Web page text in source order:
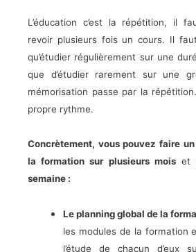
L’éducation c’est la répétition, il
revoir plusieurs fois un cours. Il
qu’étudier régulièrement sur une
que d’étudier rarement sur une
mémorisation passe par la
propre rythme.
Concrètement, vous pouvez faire
la formation sur plusieurs moiset
semaine :
Le planning global de la
les modules de la formation
l’étude de chacun d’eux